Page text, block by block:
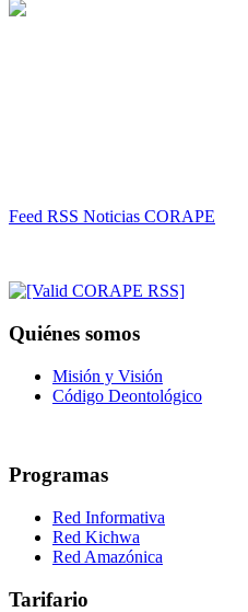
Feed RSS Noticias CORAPE
Quiénes somos
Misión y Visión
Código Deontológico
Programas
Red Informativa
Red Kichwa
Red Amazónica
Tarifario